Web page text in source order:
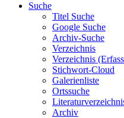
Suche
Titel Suche
Google Suche
Archiv-Suche
Verzeichnis
Verzeichnis
Stichwort-Cloud
Galerienliste
Ortssuche
Archiv